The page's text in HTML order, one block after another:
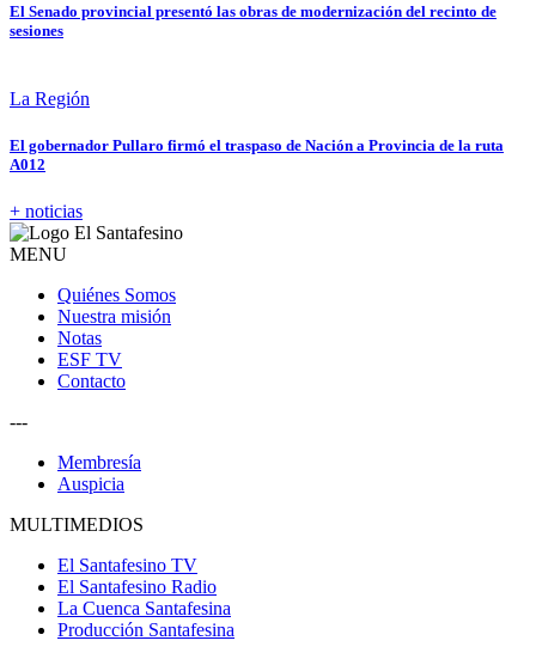
El Senado provincial presentó las obras de modernización del recinto de
sesiones
La Región
El gobernador Pullaro firmó el traspaso de Nación a Provincia de la ruta
A012
+ noticias
MENU
Quiénes Somos
Nuestra misión
Notas
ESF TV
Contacto
---
Membresía
Auspicia
MULTIMEDIOS
El Santafesino TV
El Santafesino Radio
La Cuenca Santafesina
Producción Santafesina